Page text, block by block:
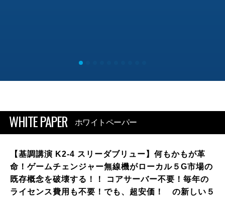
WHITE PAPER ホワイトペーパー
【基調講演 K2-4 スリーダブリュー】何もかもが革
命！ゲームチェンジャー無線機がローカル５G市場の
既存概念を破壊する！！ コアサーバー不要！毎年の
ライセンス費用も不要！でも、超安価！ の新しい５